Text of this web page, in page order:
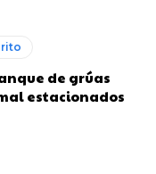
de grúas
estacionados